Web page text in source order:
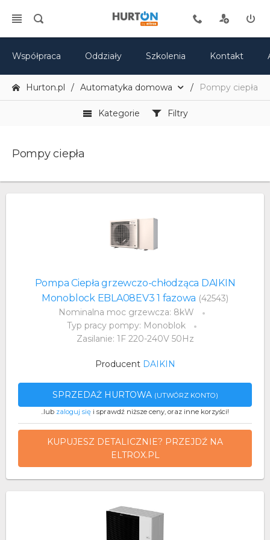
Współpraca Oddziały Szkolenia Kontakt
Hurton.pl Automatyka domowa Pompy ciepła
Kategorie Filtry
Pompy ciepła
Pompa Ciepła grzewczo-chłodząca DAIKIN
Monoblock EBLA08EV3 1 fazowa (42543)
Nominalna moc grzewcza: 8kW
Typ pracy pompy: Monoblok
Zasilanie: 1F 220-240V 50Hz
Producent DAIKIN
SPRZEDAŻ HURTOWA (UTWÓRZ KONTO)
..lub zaloguj się i sprawdź niższe ceny, oraz inne korzyści!
KUPUJESZ DETALICZNIE? PRZEJDŹ NA
ELTROX.PL